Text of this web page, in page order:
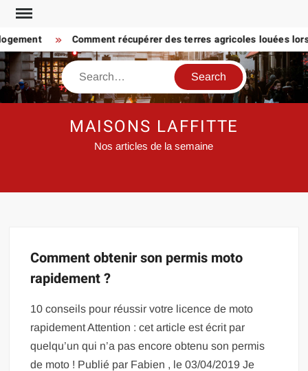
Skip
content
Comment récupérer des terres agricoles louées
Search
MAISONS LAFFITTE
Nos articles de la semaine
Comment obtenir son permis moto
rapidement ?
10 conseils pour réussir votre licence de moto
rapidement Attention : cet article est écrit par
quelqu’un qui n’a pas encore obtenu son permis
de moto ! Publié par Fabien , le 03/04/2019 Je